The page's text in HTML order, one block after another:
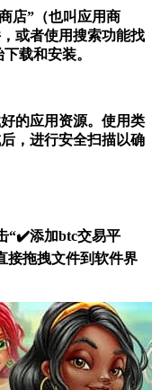
店”（也叫应用商
或者使用搜索功能找
载和安装。
的应用资源。使用类
，进行安全扫描以确
“✔️添加btc交易平
接拖拽文件到软件界